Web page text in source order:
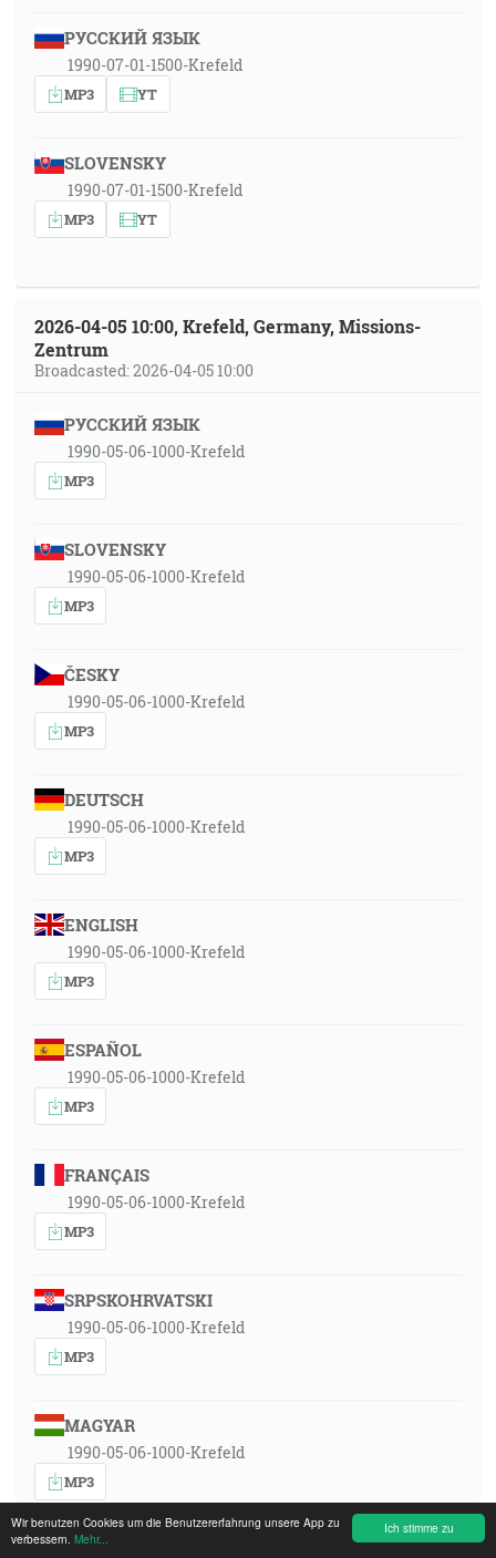
Ich stimme zu
Wir benutzen Cookies um die Benutzererfahrung unsere App zu
verbessern. Mehr...
РУССКИЙ ЯЗЫК
1990-07-01-1500-Krefeld
MP3 YT
SLOVENSKY
1990-07-01-1500-Krefeld
MP3 YT
2026-04-05 10:00, Krefeld, Germany, Missions-
Zentrum
Broadcasted: 2026-04-05 10:00
РУССКИЙ ЯЗЫК
1990-05-06-1000-Krefeld
MP3
SLOVENSKY
1990-05-06-1000-Krefeld
MP3
ČESKY
1990-05-06-1000-Krefeld
MP3
DEUTSCH
1990-05-06-1000-Krefeld
MP3
ENGLISH
1990-05-06-1000-Krefeld
MP3
ESPAÑOL
1990-05-06-1000-Krefeld
MP3
FRANÇAIS
1990-05-06-1000-Krefeld
MP3
SRPSKOHRVATSKI
1990-05-06-1000-Krefeld
MP3
MAGYAR
1990-05-06-1000-Krefeld
MP3
ITALIANO